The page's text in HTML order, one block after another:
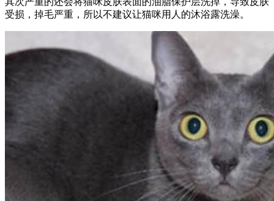
受损，掉毛严重，所以不建议让猫咪用人的沐浴露洗澡。